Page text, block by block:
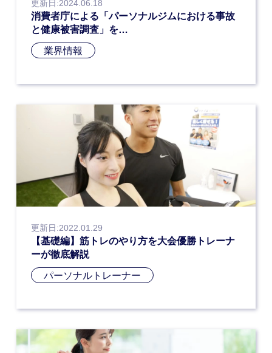
更新日:2024.06.18
消費者庁による「パーソナルジムにおける事故
と健康被害調査」を…
業界情報
更新日:2022.01.29
【基礎編】筋トレのやり方を大会優勝トレーナ
ーが徹底解説
パーソナルトレーナー